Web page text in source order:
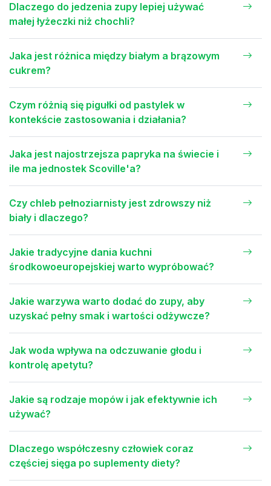
Dlaczego do jedzenia zupy lepiej używać
małej łyżeczki niż chochli?
Jaka jest różnica między białym a brązowym
cukrem?
Czym różnią się pigułki od pastylek w
kontekście zastosowania i działania?
Jaka jest najostrzejsza papryka na świecie i
ile ma jednostek Scoville'a?
Czy chleb pełnoziarnisty jest zdrowszy niż
biały i dlaczego?
Jakie tradycyjne dania kuchni
środkowoeuropejskiej warto wypróbować?
Jakie warzywa warto dodać do zupy, aby
uzyskać pełny smak i wartości odżywcze?
Jak woda wpływa na odczuwanie głodu i
kontrolę apetytu?
Jakie są rodzaje mopów i jak efektywnie ich
używać?
Dlaczego współczesny człowiek coraz
częściej sięga po suplementy diety?